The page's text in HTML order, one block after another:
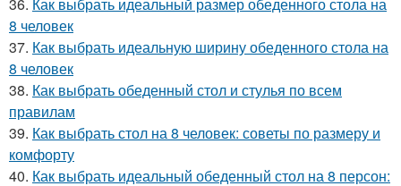
36. Как выбрать идеальный размер обеденного стола на
8 человек
37. Как выбрать идеальную ширину обеденного стола на
8 человек
38. Как выбрать обеденный стол и стулья по всем
правилам
39. Как выбрать стол на 8 человек: советы по размеру и
комфорту
40. Как выбрать идеальный обеденный стол на 8 персон: